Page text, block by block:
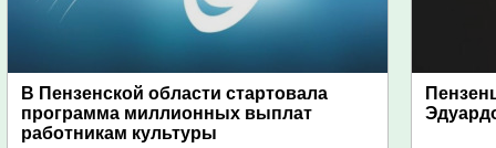
В Пензенской области стартовала
программа миллионных выплат
работникам культуры